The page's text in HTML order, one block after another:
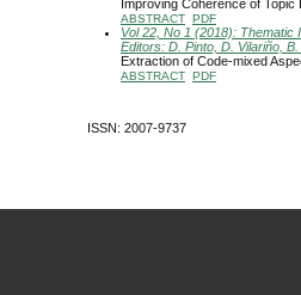
Improving Coherence of
ABSTRACT PDF
Vol 22, No 1 (2018): Thematic
Editors: D. Pinto, D. Vilariño, B.
Extraction of Code-mixed
ABSTRACT PDF
ISSN: 2007-9737